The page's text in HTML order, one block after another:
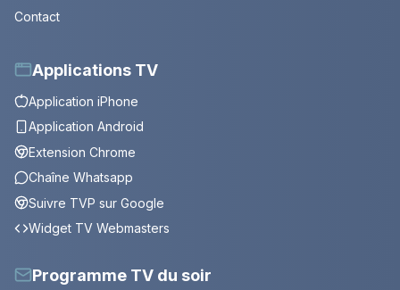
Contact
Applications TV
Application iPhone
Application Android
Extension Chrome
Chaîne Whatsapp
Suivre TVP sur Google
Widget TV Webmasters
Programme TV du soir